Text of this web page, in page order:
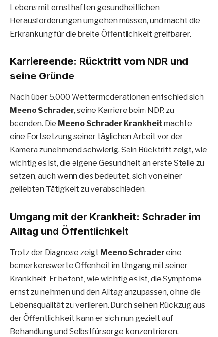
Lebens mit ernsthaften gesundheitlichen
Herausforderungen umgehen müssen, und macht die
Erkrankung für die breite Öffentlichkeit greifbarer.
Karriereende: Rücktritt vom NDR und
seine Gründe
Nach über 5.000 Wettermoderationen entschied sich
Meeno Schrader, seine Karriere beim NDR zu
beenden. Die Meeno Schrader Krankheit machte
eine Fortsetzung seiner täglichen Arbeit vor der
Kamera zunehmend schwierig. Sein Rücktritt zeigt, wie
wichtig es ist, die eigene Gesundheit an erste Stelle zu
setzen, auch wenn dies bedeutet, sich von einer
geliebten Tätigkeit zu verabschieden.
Umgang mit der Krankheit: Schrader im
Alltag und Öffentlichkeit
Trotz der Diagnose zeigt Meeno Schradereine
bemerkenswerte Offenheit im Umgang mit seiner
Krankheit. Er betont, wie wichtig es ist, die Symptome
ernst zu nehmen und den Alltag anzupassen, ohne die
Lebensqualität zu verlieren. Durch seinen Rückzug aus
der Öffentlichkeit kann er sich nun gezielt auf
Behandlung und Selbstfürsorge konzentrieren.